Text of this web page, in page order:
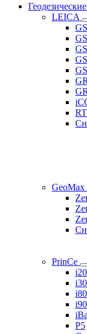
LEICA
GeoMax
PrinCe
i30
i90
P5